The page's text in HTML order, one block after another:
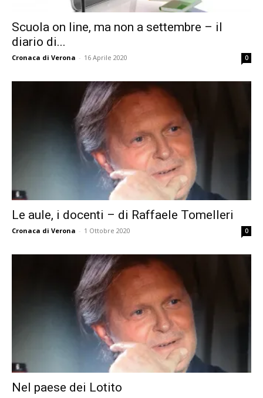
Scuola on line, ma non a settembre – il
diario di...
Cronaca di Verona - 16 Aprile 2020 0
Le aule, i docenti – di Raffaele Tomelleri
Cronaca di Verona - 1 Ottobre 2020 0
Nel paese dei Lotito